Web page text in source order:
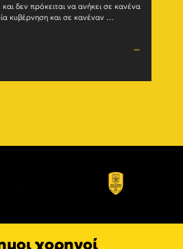
δεν πρόκειται να ανήκει σε κανένα
κυβέρνηση και σε κανέναν
χορηγοί